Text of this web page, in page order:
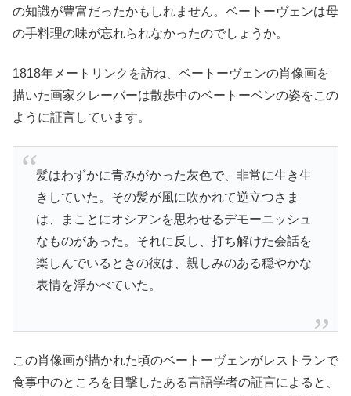
の知識が豊富だったかもしれません。ベートーヴェンは母
の手料理の味が忘れられなかったのでしょうか。
1818年メートリンクを訪ね、ベートーヴェンの肖像画を
描いた画家クレーバーは散歩中のベートーベンの姿をこの
ように証言しています。
髪はわずかに青みがかった灰色で、非常に生き生
きしていた。その髪が風に吹かれて逆立つさま
は、まことにオシアンを思わせるデモーニッシュ
なものがあった。それに反し、打ち解けた会話を
楽しんでいるときの彼は、親しみのある穏やかな
表情を浮かべていた。
この肖像画が描かれた頃のベートーヴェンがレストランで
食事中のところを目撃したある言語学者の証言によると、